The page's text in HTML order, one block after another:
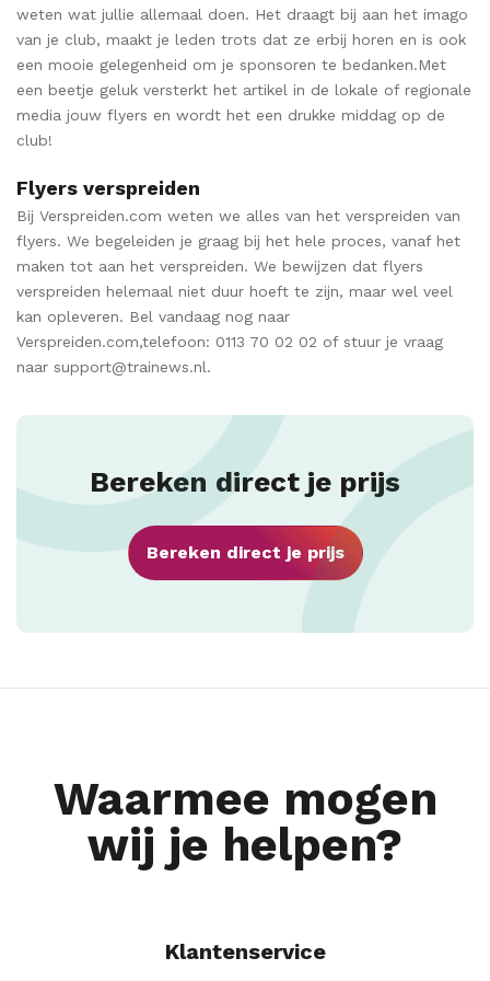
weten wat jullie allemaal doen. Het draagt bij aan het imago
van je club, maakt je leden trots dat ze erbij horen en is ook
een mooie gelegenheid om je sponsoren te bedanken.Met
een beetje geluk versterkt het artikel in de lokale of regionale
media jouw flyers en wordt het een drukke middag op de
club!
Flyers verspreiden
Bij Verspreiden.com weten we alles van het verspreiden van
flyers. We begeleiden je graag bij het hele proces, vanaf het
maken tot aan het verspreiden. We bewijzen dat flyers
verspreiden helemaal niet duur hoeft te zijn, maar wel veel
kan opleveren. Bel vandaag nog naar
Verspreiden.com,telefoon: 0113 70 02 02 of stuur je vraag
naar support@trainews.nl.
Bereken direct je prijs
Bereken direct je prijs
Waarmee mogen
wij je helpen?
Klantenservice